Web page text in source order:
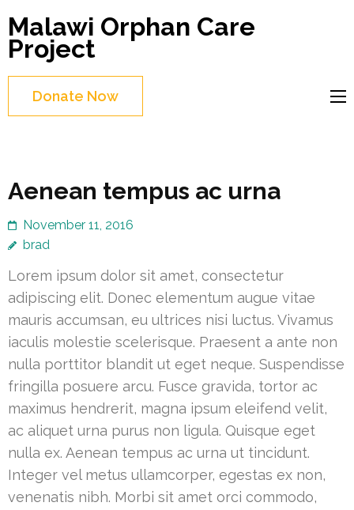
to
content
(Press
Enter)
Malawi Orphan Care
Project
Donate Now
Aenean tempus ac urna
November 11, 2016
brad
Lorem ipsum dolor sit amet, consectetur
adipiscing elit. Donec elementum augue vitae
mauris accumsan, eu ultrices nisi luctus. Vivamus
iaculis molestie scelerisque. Praesent a ante non
nulla porttitor blandit ut eget neque. Suspendisse
fringilla posuere arcu. Fusce gravida, tortor ac
maximus hendrerit, magna ipsum eleifend velit,
ac aliquet urna purus non ligula. Quisque eget
nulla ex. Aenean tempus ac urna ut tincidunt.
Integer vel metus ullamcorper, egestas ex non,
venenatis nibh. Morbi sit amet orci commodo,